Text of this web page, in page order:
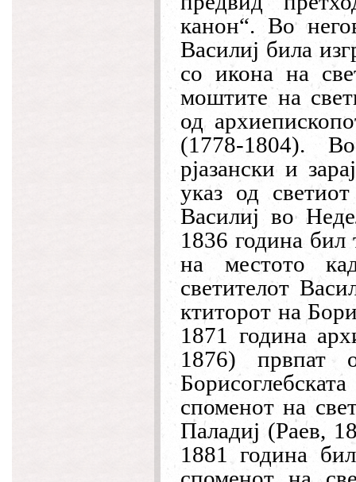
канон“. Во
Василиј била
со икона на
моштите на
од
(1778-1804).
рјазански и
указ од
Василиј во
1836 година бил
на местото
светителот
ктиторот на
1871 година
1876) првпат
споменот на
Паладиј (Раев,
1881 година